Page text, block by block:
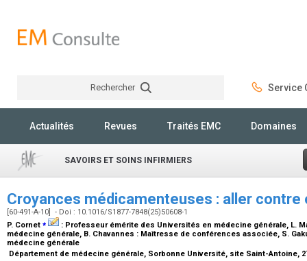
Rechercher Service
Actualités Revues Traités EMC Domaines
SAVOIRS ET SOINS INFIRMIERS
Croyances médicamenteuses : aller
[60-491-A-10] - Doi : 10.1016/S1877-7848(25)50608-1
P. Cornet ⁎ : Professeur émérite des Universités en médecine générale, L.
médecine générale, B. Chavannes : Maîtresse de conférences associée, S.
médecine générale
Département de médecine générale, Sorbonne Université, site Saint-Antoine,